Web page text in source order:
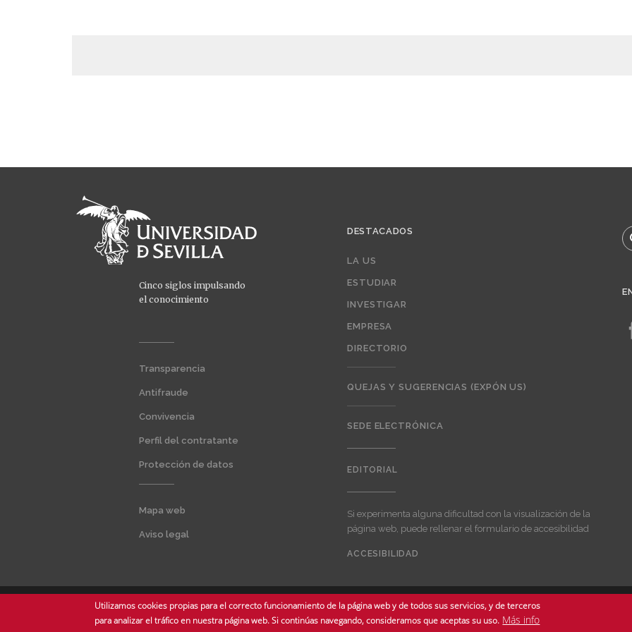
Cinco siglos impulsando
el conocimiento
Transparencia
Antifraude
Convivencia
Perfil del contratante
Protección de datos
Mapa web
Aviso legal
DESTACADOS
LA US
ESTUDIAR
INVESTIGAR
EMPRESA
DIRECTORIO
QUEJAS Y SUGERENCIAS (EXPÓN US)
SEDE ELECTRÓNICA
EDITORIAL
Si experimenta alguna dificultad con la visualización de la
página web, puede rellenar el formulario de accesibilidad
menu
ACCESIBILIDAD
© Copyright 2025 Universidad de Sevilla - Todos los derechos reservados -
Utilizamos cookies propias para el correcto funcionamiento de la página web y de todos sus servicios, y de terceros
para analizar el tráfico en nuestra página web. Si continúas navegando, consideramos que aceptas su uso. Más info